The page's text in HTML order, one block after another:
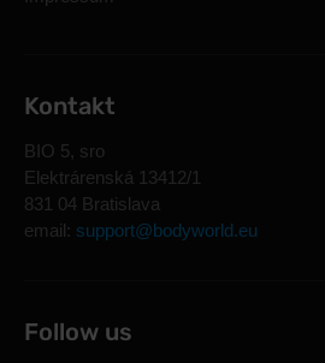
Kontakt
BIO 5, sro
Elektrárenská 13412/1
831 04 Bratislava
email: support@bodyworld.eu
Follow us